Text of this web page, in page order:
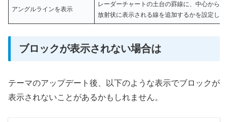
アングルラインを表示
レーダーチャートの土台の罫線に、中心から
放射状に表示される線を追加するかを設定しま
ブロックが表示されない場合は
テーマのアップデート後、以下のような表示でブロックが
表示されないことがあるかもしれません。